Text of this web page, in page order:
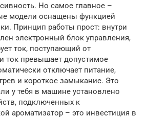
Но самое главное –
модели оснащены функцией
Принцип работы прост: внутри
электронный блок управления,
ток, поступающий от
ток превышает допустимое
отключает питание,
и короткое замыкание. Это
у тебя в машине установлено
подключенных к
ароматизатор – это инвестиция в